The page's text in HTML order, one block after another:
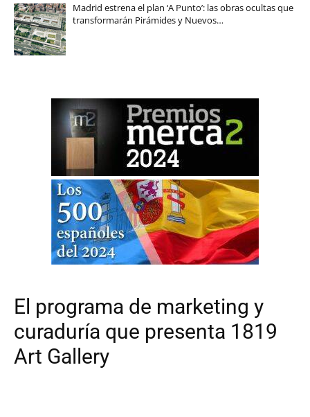
Madrid estrena el plan ‘A Punto’: las obras ocultas que
transformarán Pirámides y Nuevos…
El programa de marketing y
curaduría que presenta 1819
Art Gallery